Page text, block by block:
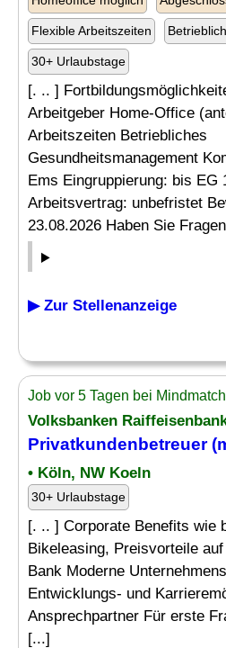
Flexible Arbeitszeiten
30+ Urlaubstage
[. .. ]
Arbeitgeber Home-Office
Arbeitszeiten Betriebliches
Gesundheitsmanagement
Ems Eingruppierung: bis EG
Arbeitsvertrag: unbefristet
23.08.2026 Haben Sie
▶ Zur Stellenanzeige
Job vor 5 Tagen bei
Volksbanken
Privatkundenbetreuer
• Köln, NW Koeln
30+ Urlaubstage
[. .. ] Corporate Benefits wie
Bikeleasing, Preisvorteile
Bank Moderne
Entwicklungs- und
Ansprechpartner Für erste
[...]